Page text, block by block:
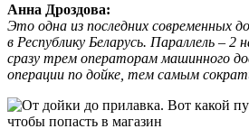
Анна Дроздова:
Это одна из последних современных
в Республику Беларусь. Параллель – 2
сразу трем операторам машинного
операции по дойке, тем самым